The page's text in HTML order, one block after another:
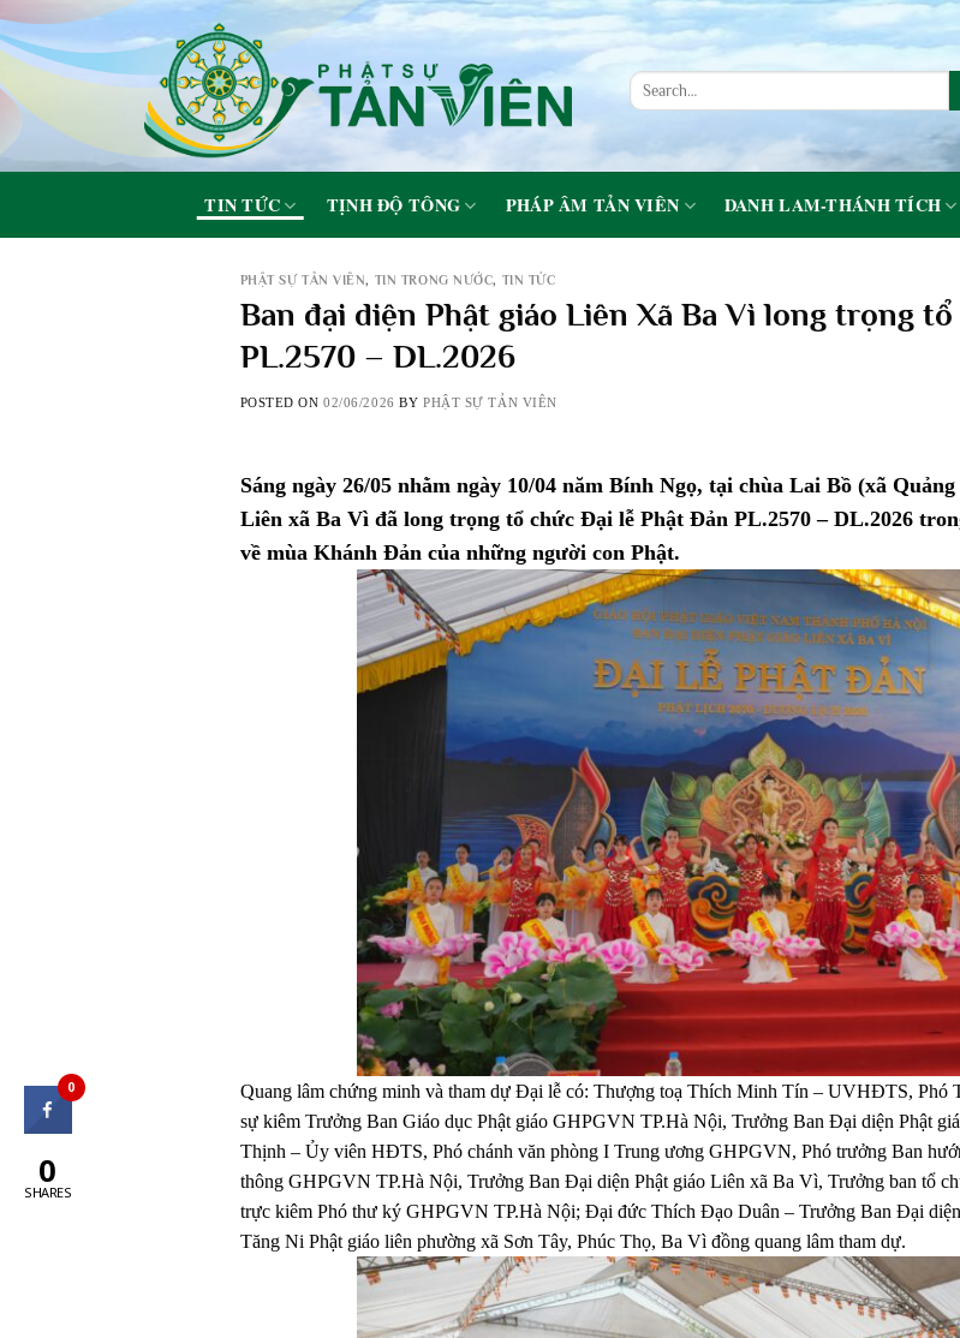
to
content
TIN TỨC TỊNH ĐỘ TÔNG PHÁP ÂM TẢN VIÊN DANH LAM-THÁNH TÍCH
PHẬT SỰ TẢN VIÊN, TIN TRONG NƯỚC, TIN TỨC
Ban đại diện Phật giáo Liên Xã Ba Vì long trọng
PL.2570 – DL.2026
POSTED ON02/06/2026 BY PHẬT SỰ TẢN VIÊN
Sáng ngày 26/05 nhằm ngày 10/04 năm Bính Ngọ, tại chùa Lai Bồ (xã
Liên xã Ba Vì đã long trọng tổ chức Đại lễ Phật Đản PL.2570 – DL.2026
về mùa Khánh Đản của những người con Phật.
Quang lâm chứng minh và tham dự Đại lễ có: Thượng toạ Thích Minh Tín – UVHĐTS, Phó
sự kiêm Trưởng Ban Giáo dục Phật giáo GHPGVN TP.Hà Nội, Trưởng Ban Đại diện Phật
Thịnh – Ủy viên HĐTS, Phó chánh văn phòng I Trung ương GHPGVN, Phó trưởng Ban
thông GHPGVN TP.Hà Nội, Trưởng Ban Đại diện Phật giáo Liên xã Ba Vì, Trưởng ban tổ
trực kiêm Phó thư ký GHPGVN TP.Hà Nội; Đại đức Thích Đạo Duân – Trưởng Ban Đại
Tăng Ni Phật giáo liên phường xã Sơn Tây, Phúc Thọ, Ba Vì đồng quang lâm tham dự.
0
0
SHARES